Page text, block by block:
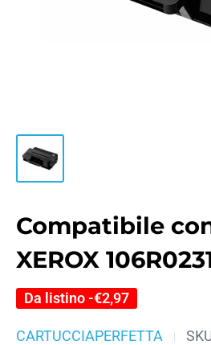
Compatibile
XEROX
Da listino -€2,97
CARTUCCIAPERFETTA